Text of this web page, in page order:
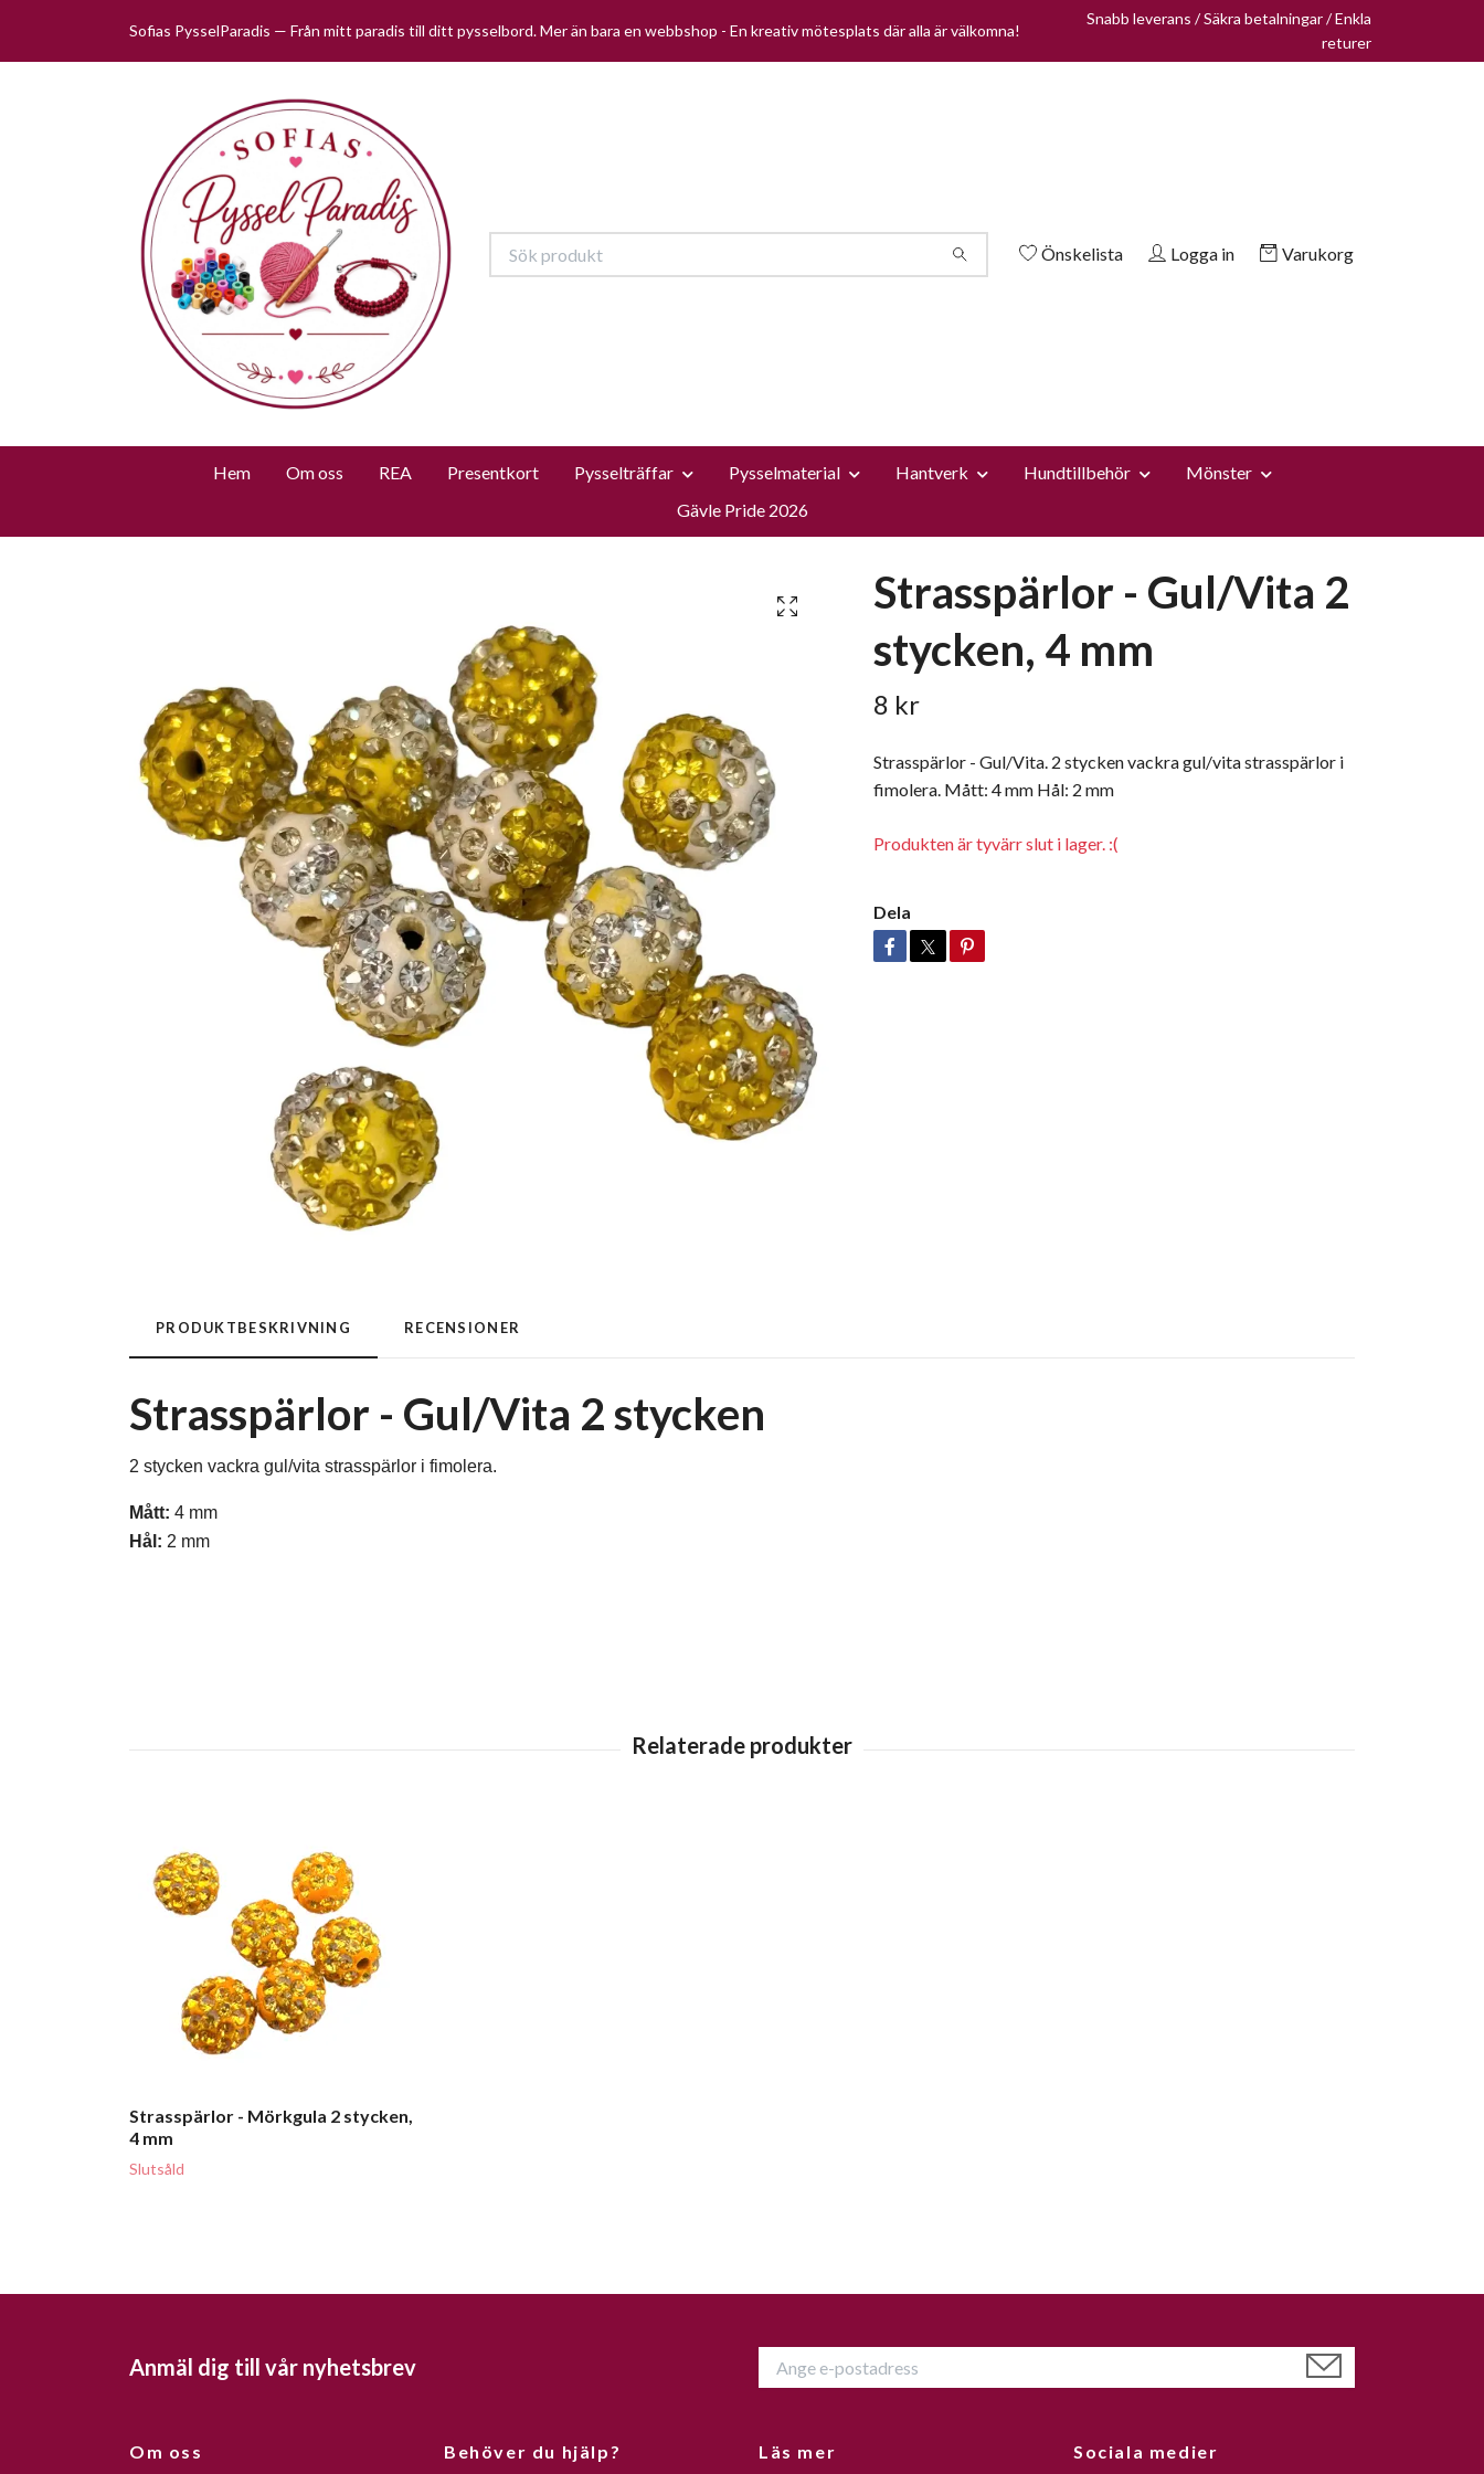
Sofias PysselParadis — Från mitt paradis till ditt pysselbord. Mer än bara en webbshop - En kreativ mötesplats där alla är välkomna!
Snabb leverans / Säkra betalningar / Enkla
returer
Önskelista Logga in Varukorg
Hem Om oss REA Presentkort Pysselträffar Pysselmaterial Hantverk Hundtillbehör
Mönster
Gävle Pride 2026
Strasspärlor - Gul/Vita 2
stycken, 4 mm
8 kr
Strasspärlor - Gul/Vita. 2 stycken vackra gul/vita strasspärlor i
fimolera. Mått: 4 mm Hål: 2 mm
Produkten är tyvärr slut i lager. :(
Dela
PRODUKTBESKRIVNING RECENSIONER
Strasspärlor - Gul/Vita 2 stycken
2 stycken vackra gul/vita strasspärlor i fimolera.
Mått: 4 mm
Hål: 2 mm
Strasspärlor - Mörkgula 2 stycken,
4 mm
Slutsåld
Anmäl dig till vår nyhetsbrev
Om oss Behöver du hjälp? Läs mer Sociala medier